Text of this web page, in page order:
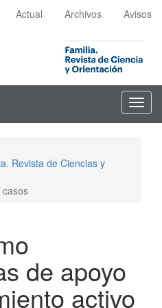
Actual Archivos Avisos
Revista de Ciencias y
casos
de apoyo
activo